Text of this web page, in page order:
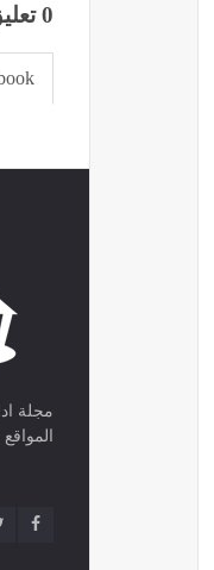
0 تعليق
مجلة
المواقع